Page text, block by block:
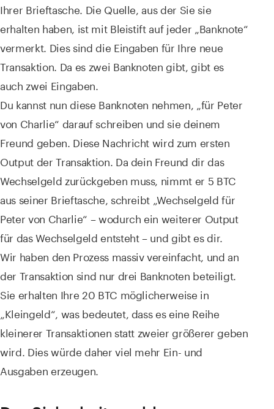
Ihrer Brieftasche. Die Quelle, aus der Sie sie
erhalten haben, ist mit Bleistift auf jeder „Banknote“
vermerkt. Dies sind die Eingaben für Ihre neue
Transaktion. Da es zwei Banknoten gibt, gibt es
auch zwei Eingaben.
Du kannst nun diese Banknoten nehmen, „für Peter
von Charlie“ darauf schreiben und sie deinem
Freund geben. Diese Nachricht wird zum ersten
Output der Transaktion. Da dein Freund dir das
Wechselgeld zurückgeben muss, nimmt er 5 BTC
aus seiner Brieftasche, schreibt „Wechselgeld für
Peter von Charlie“ – wodurch ein weiterer Output
für das Wechselgeld entsteht – und gibt es dir.
Wir haben den Prozess massiv vereinfacht, und an
der Transaktion sind nur drei Banknoten beteiligt.
Sie erhalten Ihre 20 BTC möglicherweise in
„Kleingeld“, was bedeutet, dass es eine Reihe
kleinerer Transaktionen statt zweier größerer geben
wird. Dies würde daher viel mehr Ein- und
Ausgaben erzeugen.